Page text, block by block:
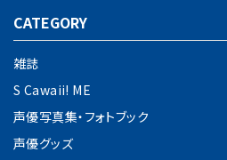
キーワード
カテゴリー
CATEGORY
雑誌
S Cawaii! ME
声優写真集・フォトブック
声優グッズ